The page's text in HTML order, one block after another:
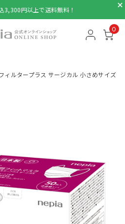
3,300円以上で送料無料！
0
ィルタープラス サージカル 小さめサイズ